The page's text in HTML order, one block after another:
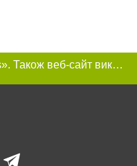
Цей сайт використовує «cookies». Також веб-сайт використовує інтернет-сервіс для збору технічних даних стосовно відвідувачів з метою отримання маркетингової та статистичної інформації. Умови обробки даних відвідувачів сайту див.